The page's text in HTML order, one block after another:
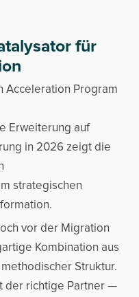
für
Acceleration Program
Erweiterung auf
in 2026 zeigt die
strategischen
vor der Migration
Kombination aus
Struktur.
der richtige Partner —